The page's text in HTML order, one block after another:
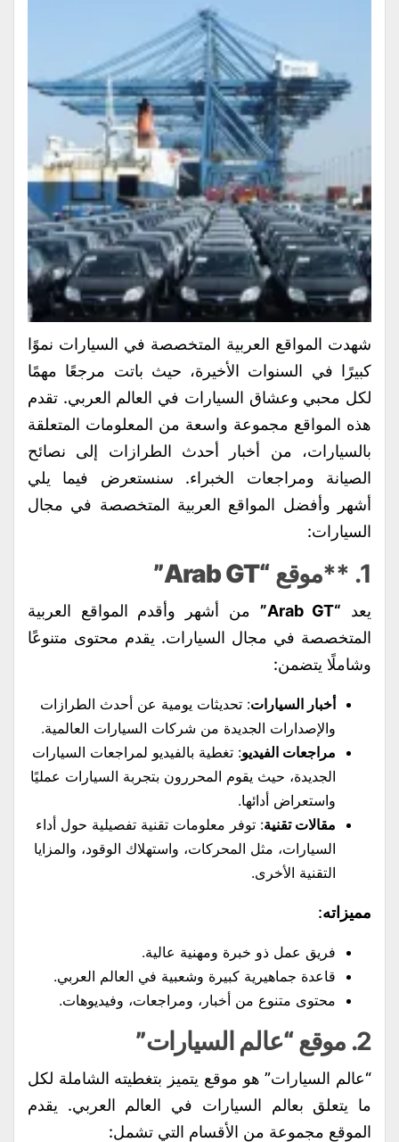
شهدت المواقع العربية المتخصصة في السيارات نموًا
كبيرًا في السنوات الأخيرة، حيث باتت مرجعًا مهمًا
لكل محبي وعشاق السيارات في العالم العربي. تقدم
هذه المواقع مجموعة واسعة من المعلومات المتعلقة
بالسيارات، من أخبار أحدث الطرازات إلى نصائح
الصيانة ومراجعات الخبراء. سنستعرض فيما يلي
أشهر وأفضل المواقع العربية المتخصصة في مجال
السيارات:
1. **موقع “Arab GT”
يعد “Arab GT”
من أشهر وأقدم المواقع العربية
المتخصصة في مجال السيارات. يقدم محتوى متنوعًا
وشاملًا يتضمن:
أخبار السيارات: تحديثات يومية عن أحدث الطرازات
والإصدارات الجديدة من شركات السيارات العالمية.
مراجعات الفيديو: تغطية بالفيديو لمراجعات السيارات
الجديدة، حيث يقوم المحررون بتجربة السيارات عمليًا
واستعراض أدائها.
مقالات تقنية: توفر معلومات تقنية تفصيلية حول أداء
السيارات، مثل المحركات، واستهلاك الوقود، والمزايا
التقنية الأخرى.
مميزاته:
فريق عمل ذو خبرة ومهنية عالية.
قاعدة جماهيرية كبيرة وشعبية في العالم العربي.
محتوى متنوع من أخبار، ومراجعات، وفيديوهات.
2. موقع “عالم السيارات”
“عالم السيارات” هو موقع يتميز بتغطيته الشاملة لكل
ما يتعلق بعالم السيارات في العالم العربي. يقدم
الموقع مجموعة من الأقسام التي تشمل: